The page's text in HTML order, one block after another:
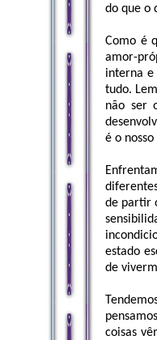
do que o
Como é
amor-
interna e
tudo.
não ser
é o
de partir
estado
de
coisas